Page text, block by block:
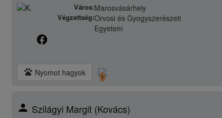
Város:Marosvásárhely
Végzettség:Orvosi és Gyogyszerészeti
Egyetem
facebook
pets Nyomot hagyok 1
person Szilágyi Margit (Kovács)